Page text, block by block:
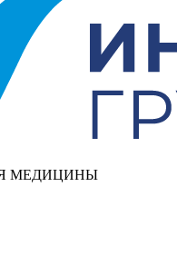
МЕДИЦИНЫ